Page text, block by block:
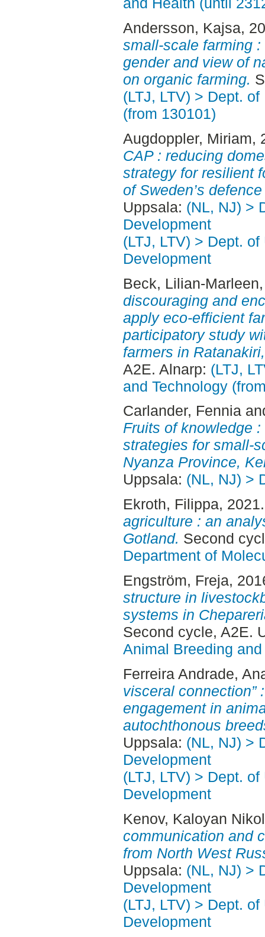
Andersson, Kajsa,
small-scale farming :
gender and view of
on organic farming.
(LTJ, LTV) > Dept.
(from 130101)
Augdoppler, Miriam,
CAP : reducing
strategy for resilient
of Sweden’s
Uppsala: (NL, NJ) >
Development
(LTJ, LTV) > Dept.
Development
Beck, Lilian-Marleen
discouraging and
apply eco-efficient
participatory study
farmers in
A2E. Alnarp: (LTJ,
and Technology
Carlander, Fennia
Fruits of knowledge
strategies for small-
Nyanza Province,
Uppsala: (NL, NJ) >
Ekroth, Filippa,
agriculture : an
Gotland. Second
Department of
Engström, Freja,
structure in
systems in
Second cycle, A2E.
Animal Breeding
Ferreira Andrade,
visceral connection”
engagement in
autochthonous
Uppsala: (NL, NJ) >
Development
(LTJ, LTV) > Dept.
Development
Kenov, Kaloyan
communication and
from North West
Uppsala: (NL, NJ) >
Development
(LTJ, LTV) > Dept.
Development